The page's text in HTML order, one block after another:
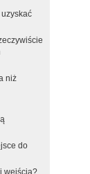
niż
do
wejścia?